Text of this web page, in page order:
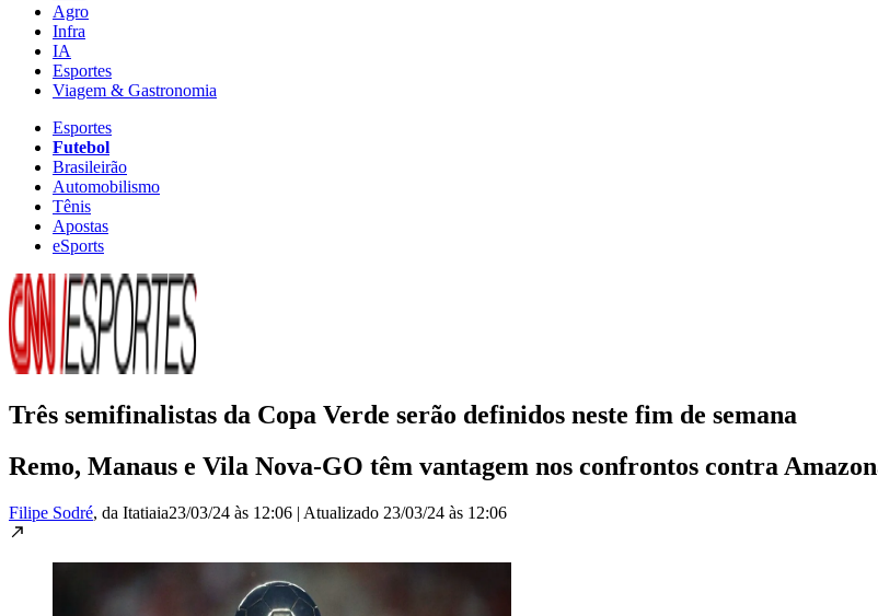
Agro
Infra
IA
Esportes
Viagem & Gastronomia
Esportes
Futebol
Brasileirão
Automobilismo
Tênis
Apostas
eSports
Três semifinalistas da Copa Verde serão definidos neste fim de semana
Remo, Manaus e Vila Nova-GO têm vantagem nos confrontos contra
Filipe Sodré, da Itatiaia23/03/24 às 12:06 | Atualizado 23/03/24 às 12:06